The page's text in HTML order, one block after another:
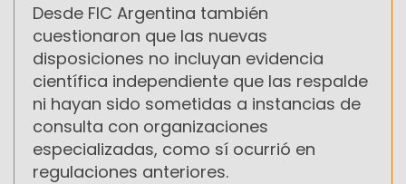
Desde FIC Argentina también
cuestionaron que las nuevas
disposiciones no incluyan evidencia
científica independiente que las respalde
ni hayan sido sometidas a instancias de
consulta con organizaciones
especializadas, como sí ocurrió en
regulaciones anteriores.